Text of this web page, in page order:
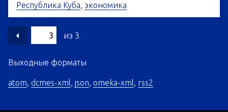
Республика Куба, экономика
из 3
Выходные форматы
atom, dcmes-xml, json, omeka-xml, rss2